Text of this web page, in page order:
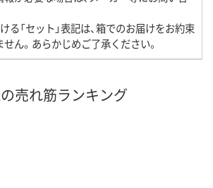
る「セット」表記は、箱でのお届けをお約束
ん。あらかじめご了承ください。
売れ筋ランキング